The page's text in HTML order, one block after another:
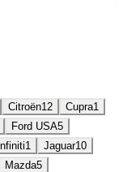
Citroën12 Cupra1
Ford USA5
Infiniti1 Jaguar10
Mazda5